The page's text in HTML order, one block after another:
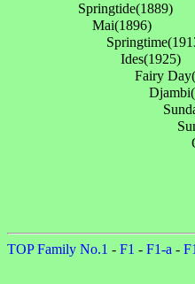
Springtide(1889)
Mai(1896)
Ides(1925)
Fairy
Sunda
One
*ベルベッ
TOP Family No.1 - F1 - F1-a -